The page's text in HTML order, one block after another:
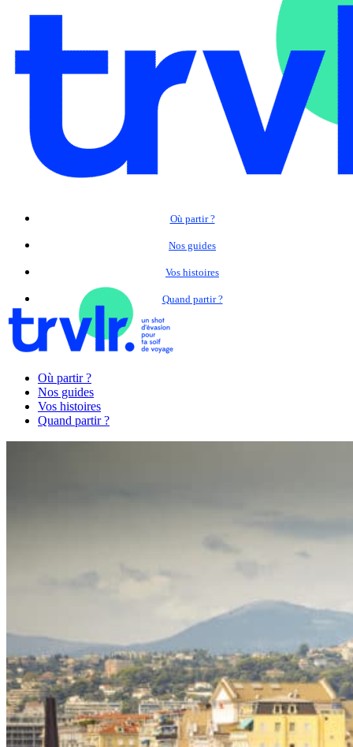
Où partir ?
Nos guides
Vos histoires
Quand partir ?
Où partir ?
Nos guides
Vos histoires
Quand partir ?